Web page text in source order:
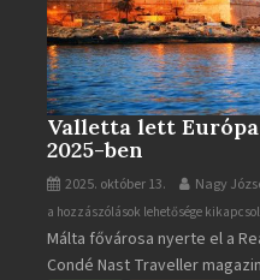
Valletta lett
2025-ben
2025. október 13. Nagy
Valletta
lett
Európa
a hozzászólások lehetősége
Málta fővárosa nyerte el a
Condé Nast Traveller